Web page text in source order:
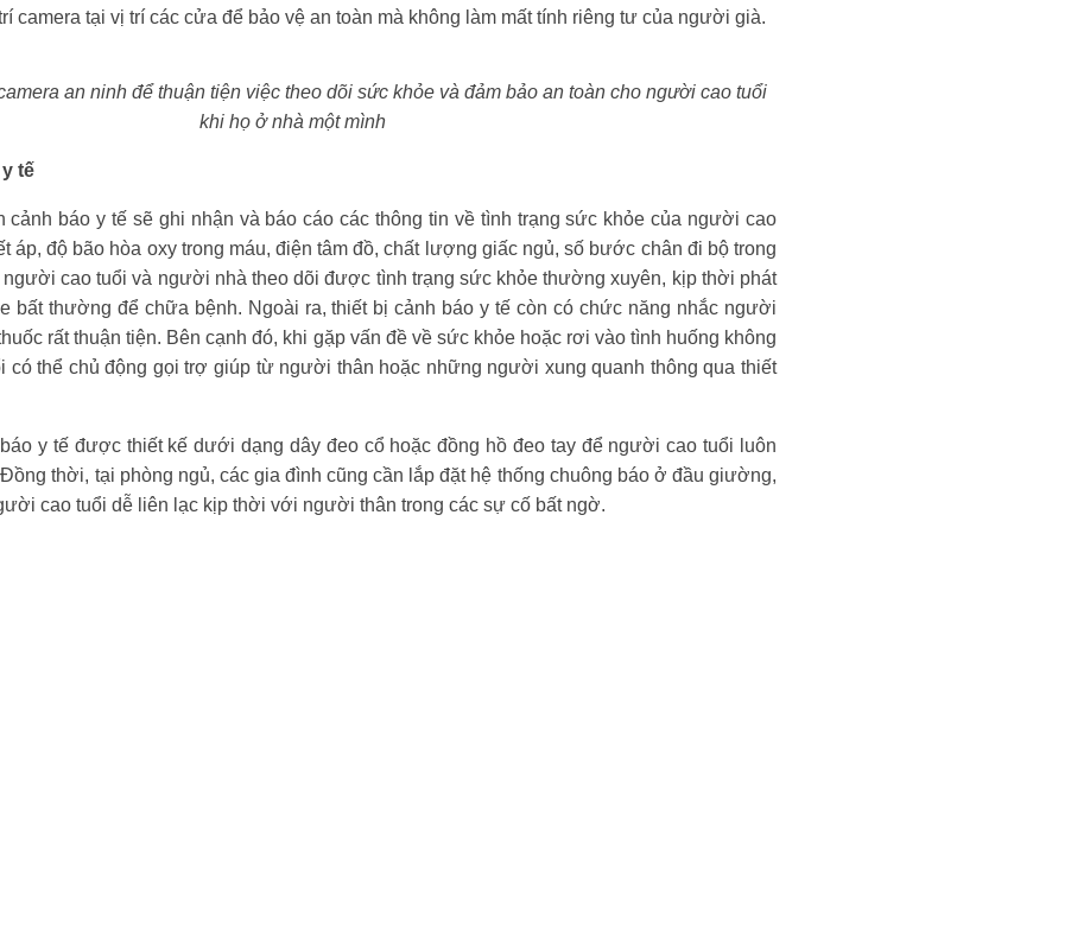
camera tại vị trí các cửa để bảo vệ an toàn mà không làm mất tính riêng tư của người già.
an ninh để thuận tiện việc theo dõi sức khỏe và đảm bảo an toàn cho người cao tuổi
khi họ ở nhà một mình
tế
cảnh báo y tế sẽ ghi nhận và báo cáo các thông tin về tình trạng sức khỏe của người cao
áp, độ bão hòa oxy trong máu, điện tâm đồ, chất lượng giấc ngủ, số bước chân đi bộ trong
người cao tuổi và người nhà theo dõi được tình trạng sức khỏe thường xuyên, kịp thời phát
bất thường để chữa bệnh. Ngoài ra, thiết bị cảnh báo y tế còn có chức năng nhắc người
rất thuận tiện. Bên cạnh đó, khi gặp vấn đề về sức khỏe hoặc rơi vào tình huống không
có thể chủ động gọi trợ giúp từ người thân hoặc những người xung quanh thông qua thiết
y tế được thiết kế dưới dạng dây đeo cổ hoặc đồng hồ đeo tay để người cao tuổi luôn
thời, tại phòng ngủ, các gia đình cũng cần lắp đặt hệ thống chuông báo ở đầu giường,
cao tuổi dễ liên lạc kịp thời với người thân trong các sự cố bất ngờ.